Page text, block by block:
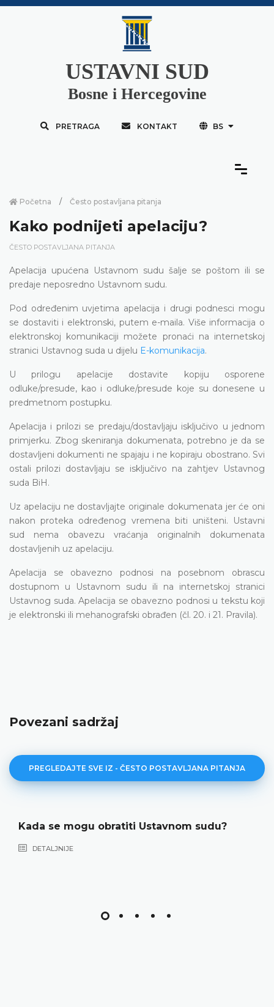
USTAVNI SUD
Bosne i Hercegovine
PRETRAGA KONTAKT BS
Početna Često postavljana pitanja
Kako podnijeti apelaciju?
ČESTO POSTAVLJANA PITANJA
Apelacija upućena Ustavnom sudu šalje se poštom ili se
predaje neposredno Ustavnom sudu.
Pod određenim uvjetima apelacija i drugi podnesci mogu
se dostaviti i elektronski, putem e-maila. Više informacija o
elektronskoj komunikaciji možete pronaći na internetskoj
stranici Ustavnog suda u dijelu E-komunikacija.
U prilogu apelacije dostavite kopiju osporene
odluke/presude, kao i odluke/presude koje su donesene u
predmetnom postupku.
Apelacija i prilozi se predaju/dostavljaju isključivo u jednom
primjerku. Zbog skeniranja dokumenata, potrebno je da se
dostavljeni dokumenti ne spajaju i ne kopiraju obostrano. Svi
ostali prilozi dostavljaju se isključivo na zahtjev Ustavnog
suda BiH.
Uz apelaciju ne dostavljajte originale dokumenata jer će oni
nakon proteka određenog vremena biti uništeni. Ustavni
sud nema obavezu vraćanja originalnih dokumenata
dostavljenih uz apelaciju.
Apelacija se obavezno podnosi na posebnom obrascu
dostupnom u Ustavnom sudu ili na internetskoj stranici
Ustavnog suda. Apelacija se obavezno podnosi u tekstu koji
je elektronski ili mehanografski obrađen (čl. 20. i 21. Pravila).
Povezani sadržaj
PREGLEDAJTE SVE IZ - ČESTO POSTAVLJANA PITANJA
Kada se mogu obratiti Ustavnom sudu?
DETALJNIJE